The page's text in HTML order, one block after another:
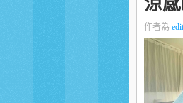
作者為